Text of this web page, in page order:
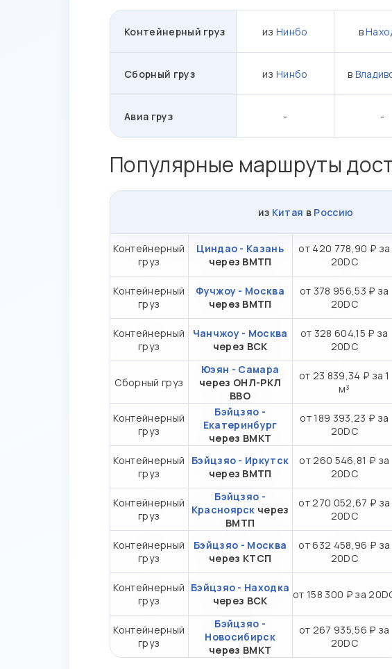
Контейнерный груз из Нинбо в
Сборный груз из Нинбо в
Авиа груз - -
Популярные маршруты
из Китая в Россию
Контейнерный
груз
Циндао - Казань
через ВМТП
от 420 778,90 ₽ за
20DC
Контейнерный
груз
Фучжоу - Москва
через ВМТП
от 378 956,53 ₽ за
20DC
Контейнерный
груз
Чанчжоу - Москва
через ВСК
от 328 604,15 ₽ за
20DC
Сборный груз
Юэян - Самара
через ОНЛ-РКЛ
ВВО
от 23 839,34 ₽ за 1
м³
Контейнерный
груз
Бэйцзяо -
Екатеринбург
через ВМКТ
от 189 393,23 ₽ за
20DC
Контейнерный
груз
Бэйцзяо - Иркутск
через ВМТП
от 260 546,81 ₽ за
20DC
Контейнерный
груз
Бэйцзяо -
Красноярск через
ВМТП
от 270 052,67 ₽ за
20DC
Контейнерный
груз
Бэйцзяо - Москва
через КТСП
от 632 458,96 ₽ за
20DC
Контейнерный
груз
Бэйцзяо - Находка
через ВСК
от 158 300 ₽ за
Контейнерный
груз
Бэйцзяо -
Новосибирск
через ВМКТ
от 267 935,56 ₽ за
20DC